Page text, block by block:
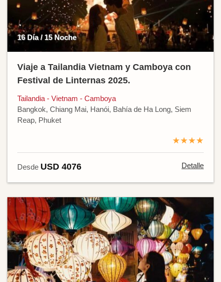
16 Día / 15 Noche
Viaje a Tailandia Vietnam y Camboya con
Festival de Linternas 2025.
Tailandia - Vietnam - Camboya
Bangkok, Chiang Mai, Hanói, Bahía de Ha Long, Siem
Reap, Phuket
★★★★
Desde USD 4076 Detalle